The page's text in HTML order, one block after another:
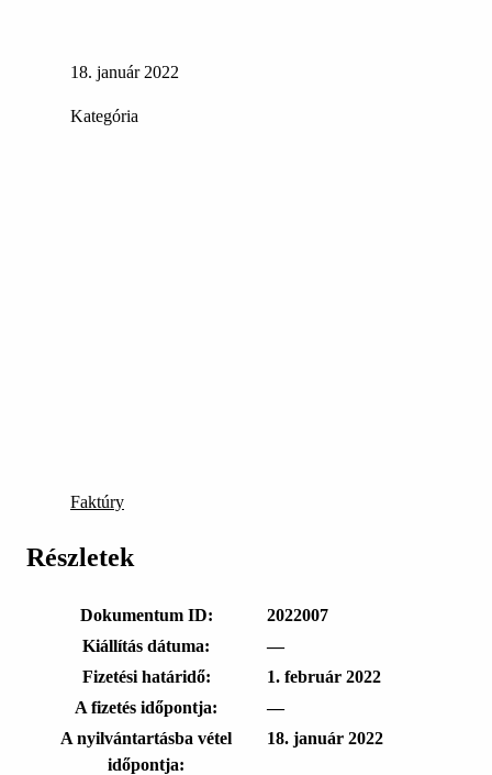
18. január 2022
Kategória
Faktúry
Részletek
Dokumentum ID:
2022007
Kiállítás dátuma:
—
Fizetési határidő:
1. február 2022
A fizetés időpontja:
—
A nyilvántartásba vétel
időpontja:
18. január 2022